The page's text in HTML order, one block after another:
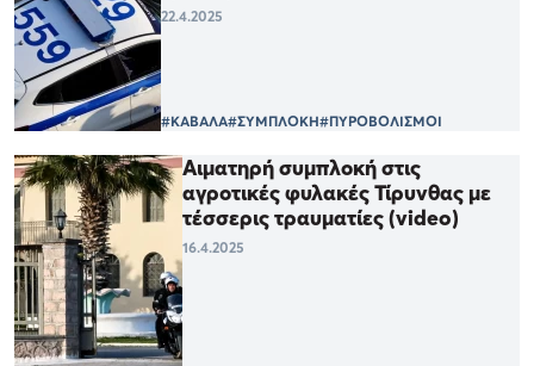
22.4.2025
#ΚΑΒΑΛΑ#ΣΥΜΠΛΟΚΗ#ΠΥΡΟΒΟΛΙΣΜΟΙ
Αιματηρή συμπλοκή στις
αγροτικές φυλακές Τίρυνθας με
τέσσερις τραυματίες (video)
16.4.2025